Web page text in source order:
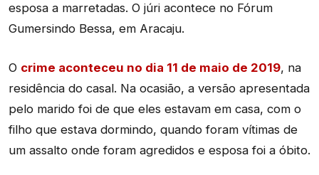
esposa a marretadas. O júri acontece no Fórum
Gumersindo Bessa, em Aracaju.
O crime aconteceu no dia 11 de maio de 2019, na
residência do casal. Na ocasião, a versão apresentada
pelo marido foi de que eles estavam em casa, com o
filho que estava dormindo, quando foram vítimas de
um assalto onde foram agredidos e esposa foi a óbito.